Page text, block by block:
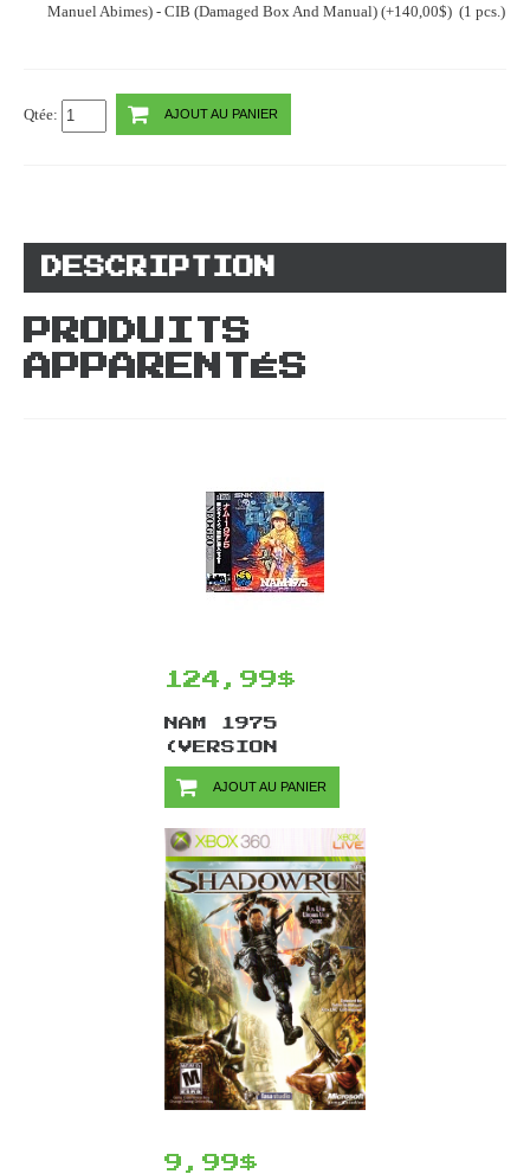
Manuel Abimes) - CIB (Damaged Box And Manual) (+140,00$) (1 pcs.)
Qtée: AJOUT AU PANIER
DESCRIPTION
PRODUITS
APPARENTÉS
124,99$
NAM 1975
(VERSION
JAPONAISE) /
NEO GEO CD
AJOUT AU PANIER
9,99$